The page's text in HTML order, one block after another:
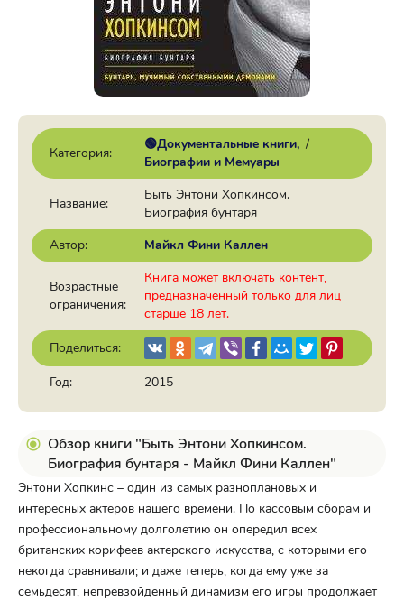
Категория:
🟢Документальные книги /
Биографии и Мемуары
Название:
Быть Энтони Хопкинсом.
Биография бунтаря
Автор:
Майкл Фини Каллен
Возрастные
ограничения:
Книга может включать контент,
предназначенный только для лиц
старше 18 лет.
Поделиться:
Год:
2015
Обзор книги "Быть Энтони Хопкинсом.
Биография бунтаря - Майкл Фини Каллен"
Энтони Хопкинс – один из самых разноплановых и
интересных актеров нашего времени. По кассовым сборам и
профессиональному долголетию он опередил всех
британских корифеев актерского искусства, с которыми его
некогда сравнивали; и даже теперь, когда ему уже за
семьдесят, непревзойденный динамизм его игры продолжает